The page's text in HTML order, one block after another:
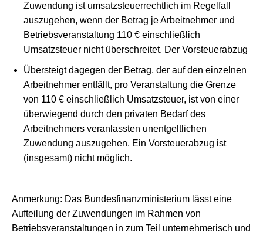
Zuwendung ist umsatzsteuerrechtlich im Regelfall
auszugehen, wenn der Betrag je Arbeitnehmer und
Betriebsveranstaltung 110 € einschließlich
Umsatzsteuer nicht überschreitet. Der Vorsteuerabzug
Übersteigt dagegen der Betrag, der auf den einzelnen
Arbeitnehmer entfällt, pro Veranstaltung die Grenze
von 110 € einschließlich Umsatzsteuer, ist von einer
überwiegend durch den privaten Bedarf des
Arbeitnehmers veranlassten unentgeltlichen
Zuwendung auszugehen. Ein Vorsteuerabzug ist
(insgesamt) nicht möglich.
Anmerkung: Das Bundesfinanzministerium lässt eine
Aufteilung der Zuwendungen im Rahmen von
Betriebsveranstaltungen in zum Teil unternehmerisch und